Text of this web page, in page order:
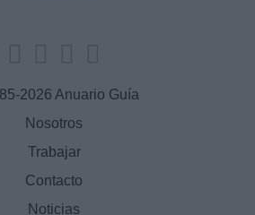
2026 Anuario Guía
Nosotros
Trabajar
Contacto
Noticias